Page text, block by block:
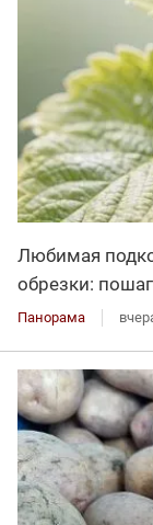
Любимая
обрезки:
Панорама